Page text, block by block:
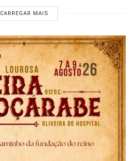
CARREGAR MAIS